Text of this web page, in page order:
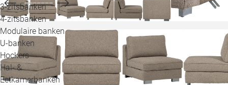
3-zitsbanken
4-zitsbanken
Modulaire banken
U-banken
Hockers
Hal- &
Eetkamerbanken